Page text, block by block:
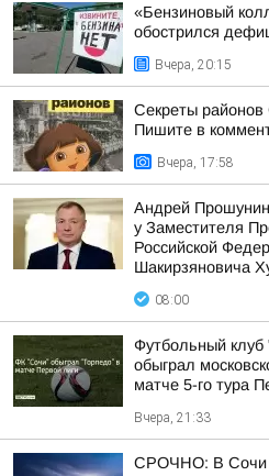
«Бензиновый
обострился
Вчера, 20:15
Секреты
Пишите в
Вчера, 17:58
Андрей
у Заместителя
Российской
Шакирзяновича
08:00
Футбольный клуб
обыграл
матче 5-го тура
Вчера, 21:33
СРОЧНО: В Сочи